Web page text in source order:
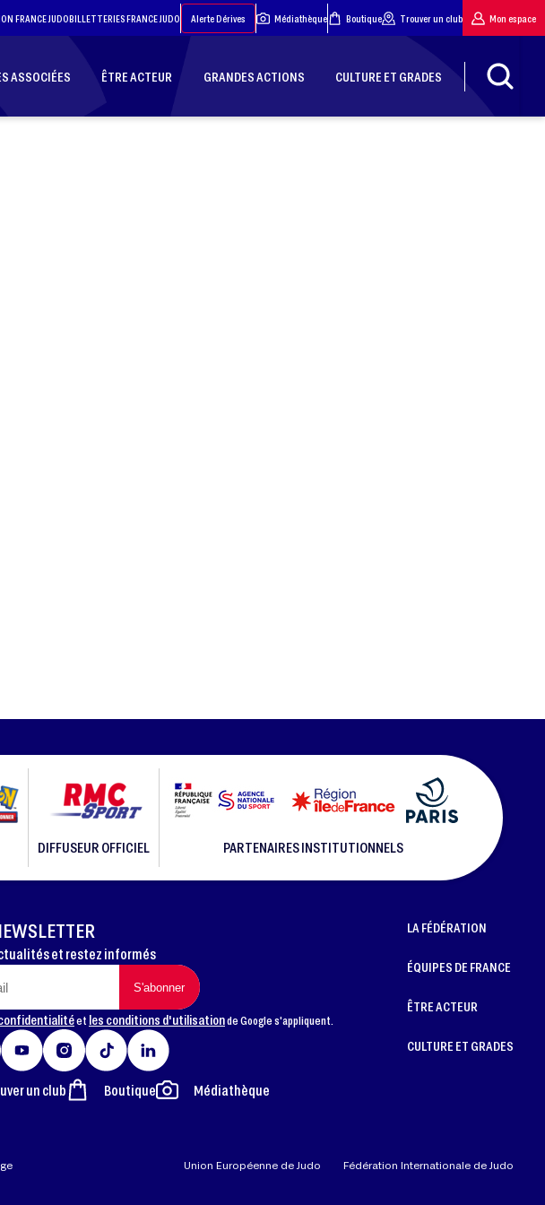
FRANCE JUDOBILLETTERIES FRANCE JUDO Alerte Dérives Médiathèque Boutique Trouver un club Mon espace
ASSOCIÉES ÊTRE ACTEUR GRANDES ACTIONS CULTURE ET GRADES
DIFFUSEUR OFFICIEL PARTENAIRES INSTITUTIONNELS
et restez informés
et les conditions d'utilisationde Google s'appliquent.
un club Boutique Médiathèque
LA FÉDÉRATION
ÉQUIPES DE FRANCE
ÊTRE ACTEUR
CULTURE ET GRADES
Union Européenne de Judo Fédération Internationale de Judo